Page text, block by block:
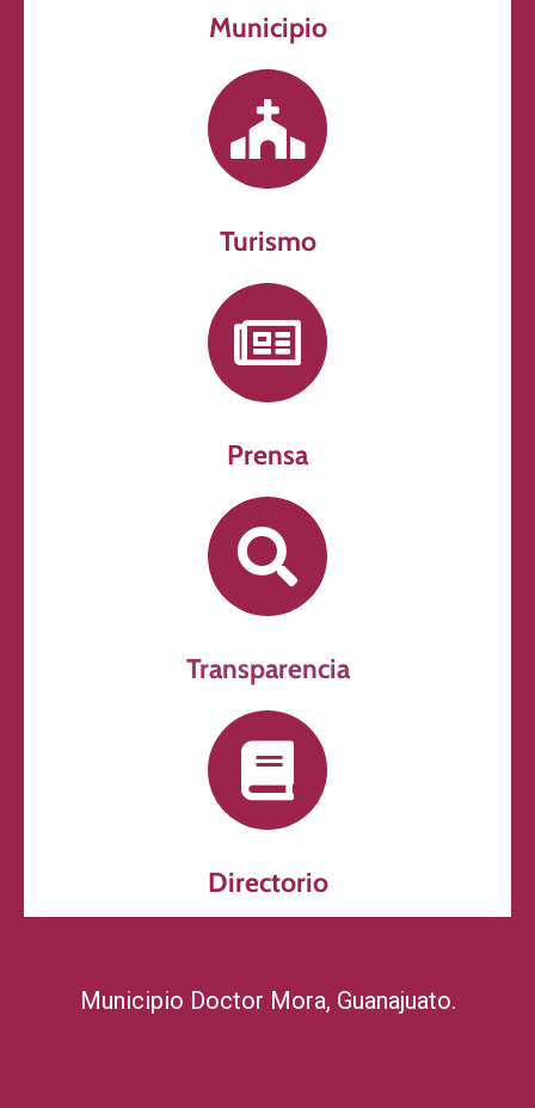
Municipio
Turismo
Prensa
Transparencia
Directorio
Municipio Doctor Mora, Guanajuato.